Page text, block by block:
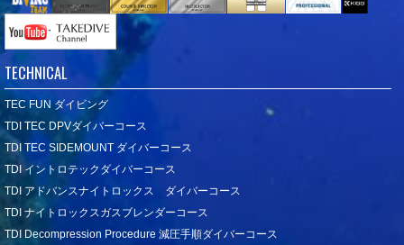
TECHNICAL
TEC FUN ダイビング
TDI TEC DPVダイバーコース
TDI TEC SIDEMOUNT ダイバーコース
TDI イントロテックダイバーコース
TDI アドバンスナイトロックス ダイバーコース
TDI ナイトロックスガスブレンダーコース
TDI Decompression Procedure 減圧手順ダイバーコース